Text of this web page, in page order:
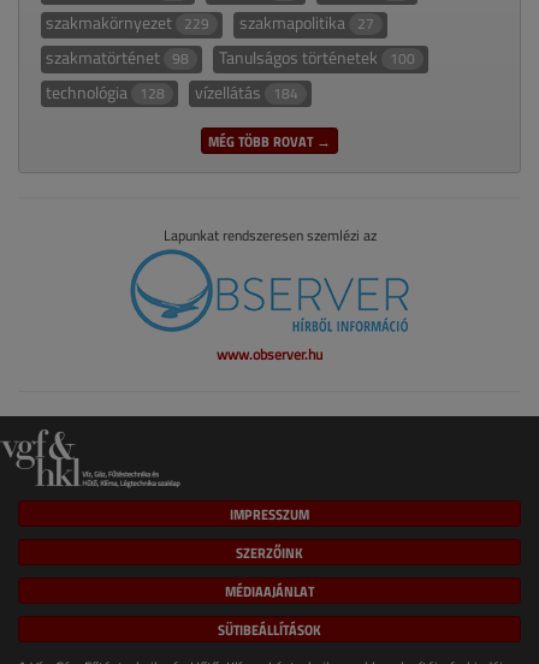
szakmakörnyezet 229 szakmapolitika 27
szakmatörténet 98 Tanulságos történetek 100
technológia 128 vízellátás 184
MÉG TÖBB ROVAT →
Lapunkat rendszeresen szemlézi az
www.observer.hu
IMPRESSZUM
SZERZŐINK
MÉDIAAJÁNLAT
SÜTIBEÁLLÍTÁSOK